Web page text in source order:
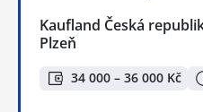
Kaufland Česká
Plzeň
34 000 – 36 000 Kč